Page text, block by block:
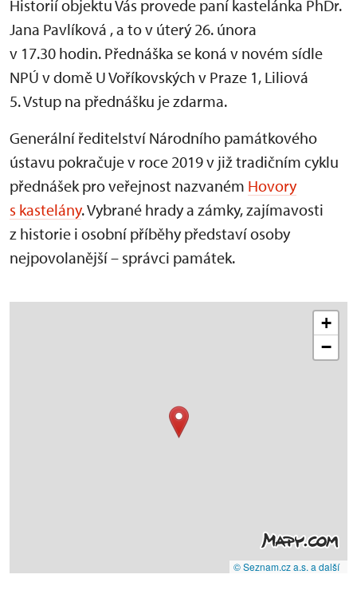
Historií objektu Vás provede paní kastelánka PhDr.
Jana Pavlíková , a to v úterý 26. února
v 17.30 hodin. Přednáška se koná v novém sídle
NPÚ v domě U Voříkovských v Praze 1, Liliová
5. Vstup na přednášku je zdarma.
Generální ředitelství Národního památkového
ústavu pokračuje v roce 2019 v již tradičním cyklu
přednášek pro veřejnost nazvaném Hovory
s kastelány. Vybrané hrady a zámky, zajímavosti
z historie i osobní příběhy představí osoby
nejpovolanější – správci památek.
+
−
© Seznam.cz a.s. a další